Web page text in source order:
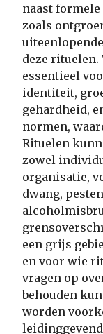
naast
zoals
deze rituelen.
essentieel
identiteit,
gehardheid,
normen,
Rituelen
zowel
organisatie,
dwang,
een grijs
en voor wie
vragen op
behouden
worden